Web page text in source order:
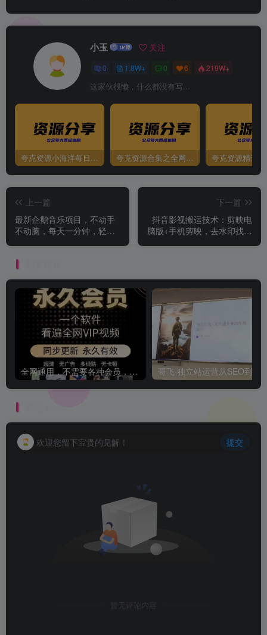
小玉 关注
0 1.8W+ 0 6 219W+
这家伙很懒，什么都没有写...
夸克资源小海洋每日更新资源大汇总（持续更新） 夸克资源合集之全网影视 夸克资源精选
上一篇
最新企鹅音乐项目，不动手
不动脑，每天一分钟，轻松
下一篇
抖音影视搬运技术：剪映电
脑版+手机剪映，去水印找题
全网通用，不需要各种会员，再也不缺电影看！！
欢迎您留下宝贵的见解！ 提交
暂无评论内容